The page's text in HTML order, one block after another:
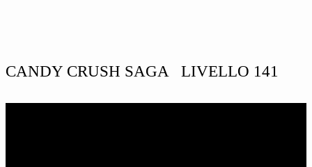
CANDY CRUSH SAGA LIVELLO 141